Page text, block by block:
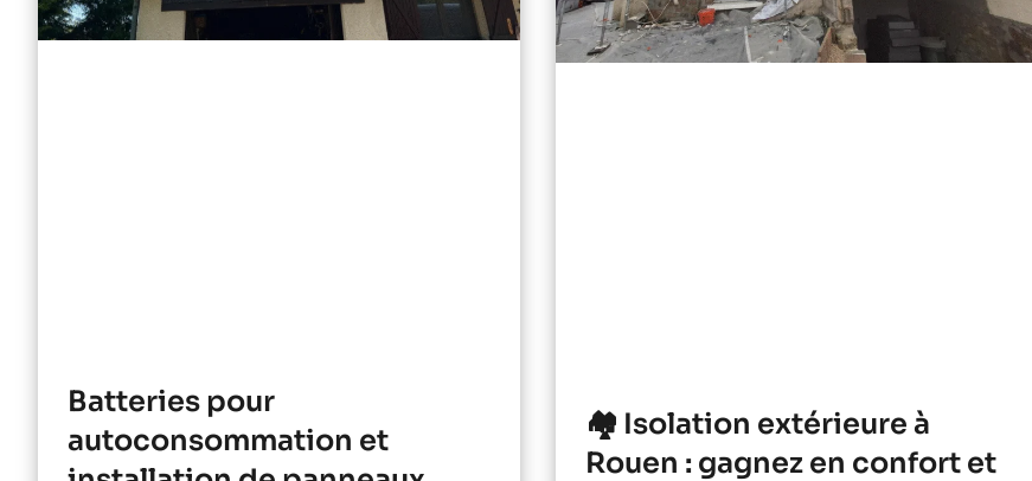
Batteries pour
autoconsommation et
🏘️ Isolation extérieure à
Rouen : gagnez en confort et